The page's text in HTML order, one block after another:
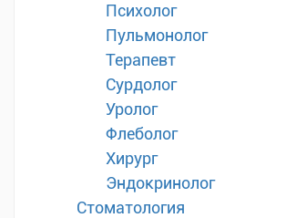
Психолог
Пульмонолог
Терапевт
Сурдолог
Уролог
Флеболог
Хирург
Эндокринолог
Стоматология